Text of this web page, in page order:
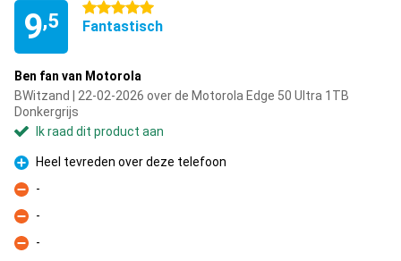
9,5
5 sterren
Fantastisch
Ben fan van Motorola
BWitzand | 22-02-2026 over de Motorola Edge 50 Ultra 1TB
Donkergrijs
Ik raad dit product aan
Pluspunt
Heel tevreden over deze telefoon
Minpunt
-
Minpunt
-
Minpunt
-